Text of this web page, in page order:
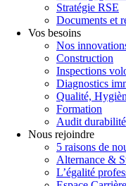
Stratégie RSE
Documents et
Vos besoins
Nos
Construction
Inspections
Diagnostics
Qualité,
Formation
Audit durabilité
Nous rejoindre
5 raisons de
Alternance &
L’égalité